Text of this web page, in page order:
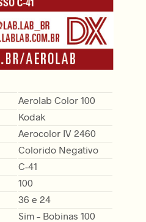
Aerolab Color 100
Kodak
Aerocolor IV 2460
Colorido Negativo
C-41
100
36 e 24
Sim – Bobinas 100